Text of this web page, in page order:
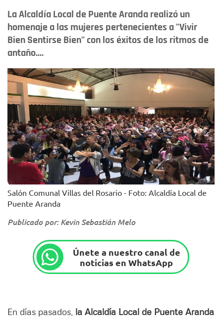
La Alcaldía Local de Puente Aranda realizó un
homenaje a las mujeres pertenecientes a "Vivir
Bien Sentirse Bien" con los éxitos de los ritmos de
antaño....
Salón Comunal Villas del Rosario - Foto: Alcaldía Local de
Puente Aranda
Publicado por: Kevin Sebastián Melo
Únete a nuestro canal de
noticias en WhatsApp
En días pasados, la Alcaldía Local de Puente Aranda